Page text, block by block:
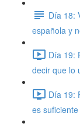
Día 18:
española y
Día 19:
decir que lo
Día 19:
es